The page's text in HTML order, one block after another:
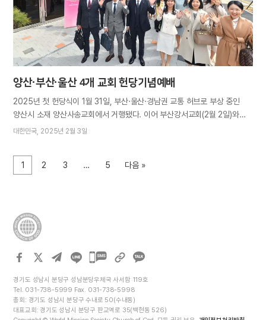
with Mother’s Warm Heart(어머니의 따뜻한 마음을 담아 이웃에게
희망을)’라는 문구로 이웃들을 위로하며 빠른 일상 회복을 기원했다.
30일에는 사우전드오크스의 만나코네조밸리 푸드뱅크에 2400달러(한화
약…
양산·부산·울산 4개 교회 헌당기념예배
2025년 첫 헌당식이 1월 31일, 부산·울산·경남권 교통 허브로 부상 중인
양산시 소재 양산사송교회에서 거행됐다. 이어 부산강서교회(2월 2일)와
울산범서교회, 울산북구교회(이상 2월 3일) 성도들이 인근 지역교회
애쓴 자녀들의 노고를 일일이 헤아리시고, 그 이름이 생명책에서 영원히
빛나게 하소서. 하나님께서 친히 허락하신 시온에서 선한 사마리아인 같은
두려워하는 사람들을 ‘안전한 처소’이자 기쁨과 평화가 가득한 시온으로
인도해 천국 소망을 전하자”고 당부하셨다. 헌당을 축하한 총회장 김주철
성도의 가정과 해당 지역, 국가까지 축복받은 사례가 많다”며 성전 건축의
대한민국 2025년 2월 3일
1 2 3 … 5 다음 »
카카오톡
경기도 성남시 분당구 성남분당우체국 사서함 119호
Tel. 031-738-5999 Fax. 031-738-5998
총회: 경기도 성남시 분당구 수내로 50(수내동)
대표교회: 경기도 성남시 분당구 판교역로 35(백현동 526)